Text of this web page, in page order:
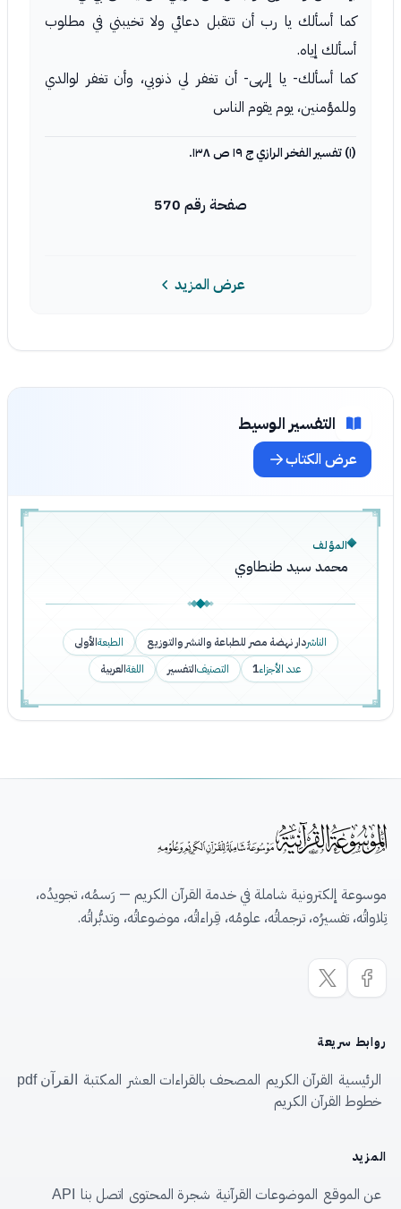
كما أسألك يا رب أن تتقبل دعائي ولا تخيبني في مطلوب
أسألك إياه.
كما أسألك- يا إلهى- أن تغفر لي ذنوبي، وأن تغفر لوالدي
وللمؤمنين، يوم يقوم الناس
(١) تفسير الفخر الرازي ج ١٩ ص ١٣٨.
صفحة رقم 570
عرض المزيد
التفسير الوسيط
عرض الكتاب
المؤلف
محمد سيد طنطاوي
الناشردار نهضة مصر للطباعة والنشر والتوزيع الطبعةالأولى
عدد الأجزاء1 التصنيفالتفسير اللغةالعربية
موسوعة إلكترونية شاملة في خدمة القرآن الكريم — رَسمُه، تجويدُه،
تِلاواتُه، تفسيرُه، ترجماتُه، علومُه، قِراءاتُه، موضوعاتُه، وتدبُّراتُه.
روابط سريعة
الرئيسية القرآن الكريم المصحف بالقراءات العشر المكتبة القرآن pdf
خطوط القرآن الكريم
المزيد
عن الموقع الموضوعات القرآنية شجرة المحتوى اتصل بنا
API